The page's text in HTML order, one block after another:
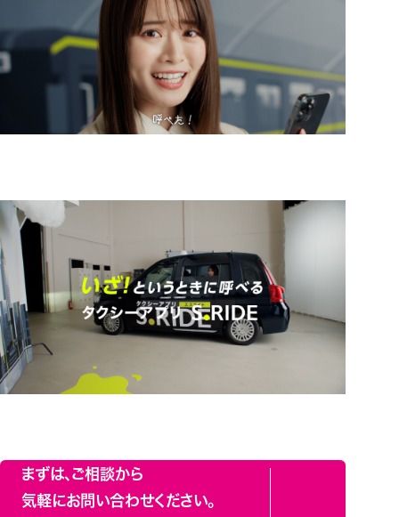
まずは、ご相談から
気軽にお問い合わせください。